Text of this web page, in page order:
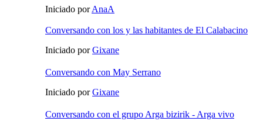
Iniciado porAnaA
Conversando con los y las habitantes de El Calabacino
Iniciado porGixane
Conversando con May Serrano
Iniciado porGixane
Conversando con el grupo Arga bizirik - Arga vivo